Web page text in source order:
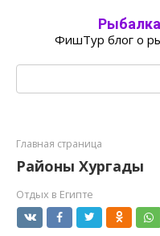
ФишТур блог о
Поиск:
Главная страница
Районы Хургады
Отдых в Египте